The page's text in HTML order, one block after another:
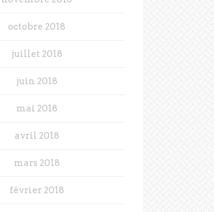
octobre 2018
juillet 2018
juin 2018
mai 2018
avril 2018
mars 2018
février 2018